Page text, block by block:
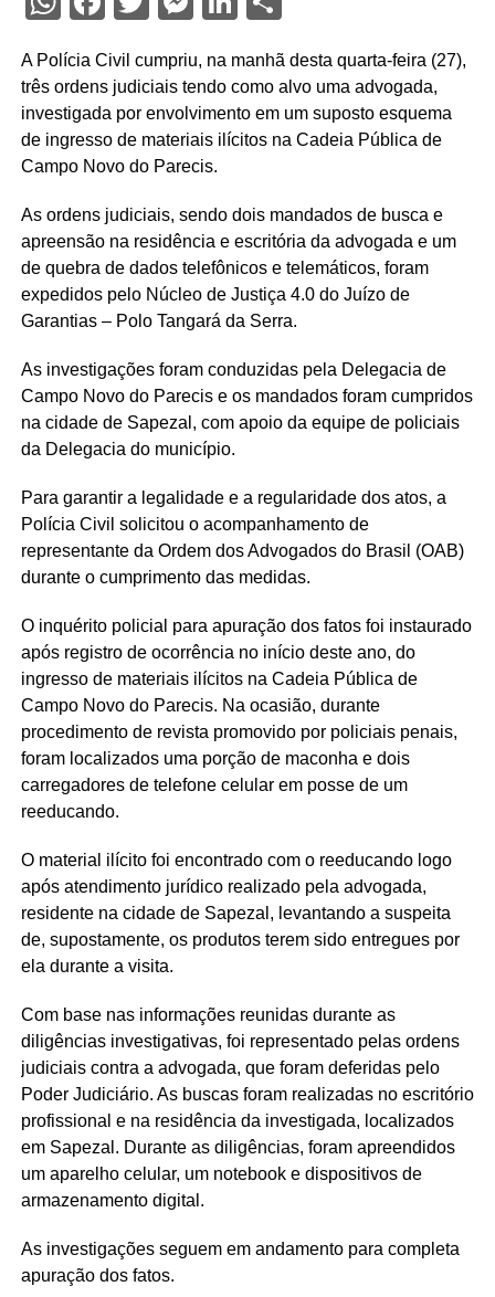
A Polícia Civil cumpriu, na manhã desta quarta-feira (27),
três ordens judiciais tendo como alvo uma advogada,
investigada por envolvimento em um suposto esquema
de ingresso de materiais ilícitos na Cadeia Pública de
Campo Novo do Parecis.
As ordens judiciais, sendo dois mandados de busca e
apreensão na residência e escritória da advogada e um
de quebra de dados telefônicos e telemáticos, foram
expedidos pelo Núcleo de Justiça 4.0 do Juízo de
Garantias – Polo Tangará da Serra.
As investigações foram conduzidas pela Delegacia de
Campo Novo do Parecis e os mandados foram cumpridos
na cidade de Sapezal, com apoio da equipe de policiais
da Delegacia do município.
Para garantir a legalidade e a regularidade dos atos, a
Polícia Civil solicitou o acompanhamento de
representante da Ordem dos Advogados do Brasil (OAB)
durante o cumprimento das medidas.
O inquérito policial para apuração dos fatos foi instaurado
após registro de ocorrência no início deste ano, do
ingresso de materiais ilícitos na Cadeia Pública de
Campo Novo do Parecis. Na ocasião, durante
procedimento de revista promovido por policiais penais,
foram localizados uma porção de maconha e dois
carregadores de telefone celular em posse de um
reeducando.
O material ilícito foi encontrado com o reeducando logo
após atendimento jurídico realizado pela advogada,
residente na cidade de Sapezal, levantando a suspeita
de, supostamente, os produtos terem sido entregues por
ela durante a visita.
Com base nas informações reunidas durante as
diligências investigativas, foi representado pelas ordens
judiciais contra a advogada, que foram deferidas pelo
Poder Judiciário. As buscas foram realizadas no escritório
profissional e na residência da investigada, localizados
em Sapezal. Durante as diligências, foram apreendidos
um aparelho celular, um notebook e dispositivos de
armazenamento digital.
As investigações seguem em andamento para completa
apuração dos fatos.